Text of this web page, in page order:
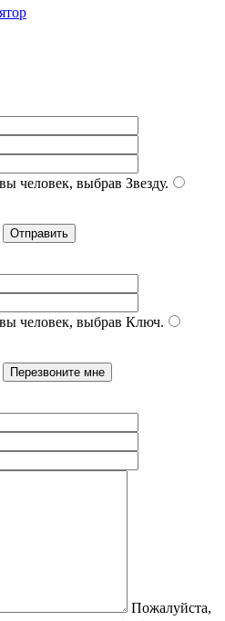
человек, выбрав Звезду.
человек, выбрав Ключ.
Пожалуйста,